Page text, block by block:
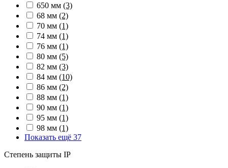
650 мм (3)
68 мм (2)
70 мм (1)
74 мм (1)
76 мм (1)
80 мм (5)
82 мм (3)
84 мм (10)
86 мм (2)
88 мм (1)
90 мм (1)
95 мм (1)
98 мм (1)
Показать ещё 37
Степень защиты IP